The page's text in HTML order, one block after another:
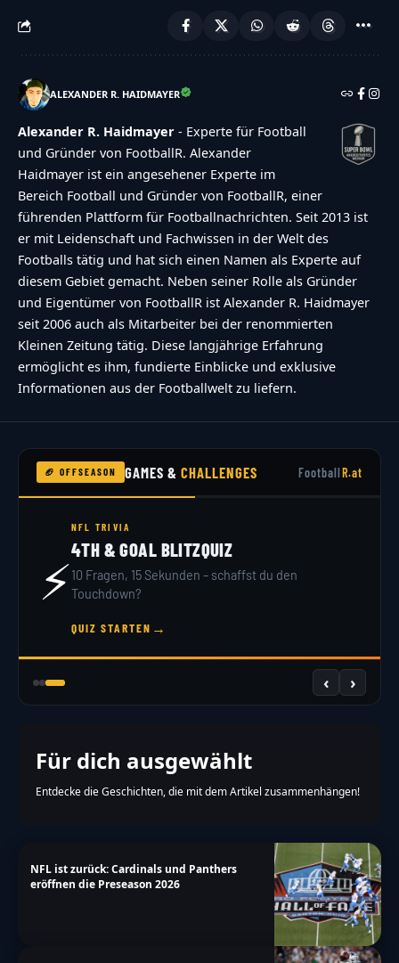
ALEXANDER R. HAIDMAYER
Alexander R. Haidmayer - Experte für Football
und Gründer von FootballR. Alexander
Haidmayer ist ein angesehener Experte im
Bereich Football und Gründer von FootballR, einer
führenden Plattform für Footballnachrichten. Seit 2013 ist
er mit Leidenschaft und Fachwissen in der Welt des
Footballs tätig und hat sich einen Namen als Experte auf
diesem Gebiet gemacht. Neben seiner Rolle als Gründer
und Eigentümer von FootballR ist Alexander R. Haidmayer
seit 2006 auch als Mitarbeiter bei der renommierten
Kleinen Zeitung tätig. Diese langjährige Erfahrung
ermöglicht es ihm, fundierte Einblicke und exklusive
Informationen aus der Footballwelt zu liefern.
🏈 OFFSEASON GAMES &CHALLENGES FootballR.at
⚡
NFL TRIVIA
4TH & GOAL BLITZQUIZ
10 Fragen, 15 Sekunden – schaffst du den
Touchdown?
QUIZ STARTEN →
‹ ›
Für dich ausgewählt
Entdecke die Geschichten, die mit dem Artikel zusammenhängen!
NFL ist zurück: Cardinals und Panthers
eröffnen die Preseason 2026